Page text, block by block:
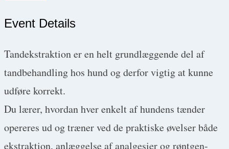
Event Details
Tandekstraktion er en helt grundlæggende del af
tandbehandling hos hund og derfor vigtig at kunne
udføre korrekt.
Du lærer, hvordan hver enkelt af hundens tænder
opereres ud og træner ved de praktiske øvelser både
ekstraktion, anlæggelse af analgesier og røntgen-